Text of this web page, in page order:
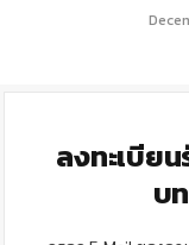
ลงทะเบีย
บ